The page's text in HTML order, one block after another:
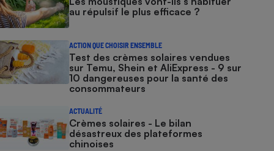
au répulsif le plus efficace ?
ACTION QUE CHOISIR ENSEMBLE
Test des crèmes solaires vendues
sur Temu, Shein et AliExpress - 9 sur
10 dangereuses pour la santé des
consommateurs
ACTUALITÉ
Crèmes solaires - Le bilan
désastreux des plateformes
chinoises